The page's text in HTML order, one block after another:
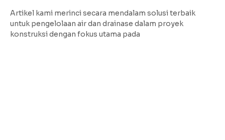
Artikel kami merinci secara mendalam solusi terbaik
untuk pengelolaan air dan drainase dalam proyek
konstruksi dengan fokus utama pada